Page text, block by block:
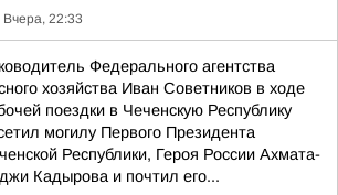
Вчера, 22:33
Федерального агентства
хозяйства Иван Советников в ходе
поездки в Чеченскую Республику
могилу Первого Президента
Республики, Героя России Ахмата-
Кадырова и почтил его...